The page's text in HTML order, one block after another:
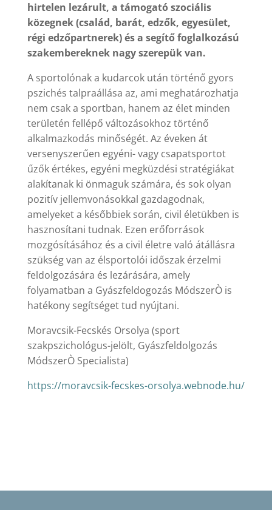
hirtelen lezárult, a támogató szociális
közegnek (család, barát, edzők, egyesület,
régi edzőpartnerek) és a segítő foglalkozású
szakembereknek nagy szerepük van.
A sportolónak a kudarcok után történő gyors
pszichés talpraállása az, ami meghatározhatja
nem csak a sportban, hanem az élet minden
területén fellépő változásokhoz történő
alkalmazkodás minőségét. Az éveken át
versenyszerűen egyéni- vagy csapatsportot
űzők értékes, egyéni megküzdési stratégiákat
alakítanak ki önmaguk számára, és sok olyan
pozitív jellemvonásokkal gazdagodnak,
amelyeket a későbbiek során, civil életükben is
hasznosítani tudnak. Ezen erőforrások
mozgósításához és a civil életre való átállásra
szükség van az élsportolói időszak érzelmi
feldolgozására és lezárására, amely
folyamatban a Gyászfeldogozás MódszerÒ is
hatékony segítséget tud nyújtani.
Moravcsik-Fecskés Orsolya (sport
szakpszichológus-jelölt, Gyászfeldolgozás
MódszerÒ Specialista)
https://moravcsik-fecskes-orsolya.webnode.hu/